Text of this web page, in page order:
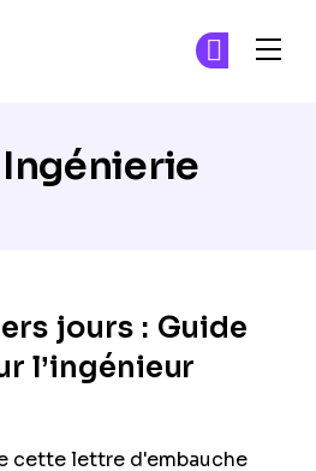
jours : Guide
l’ingénieur
cette lettre d'embauche